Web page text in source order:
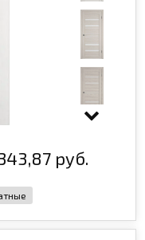
руб.